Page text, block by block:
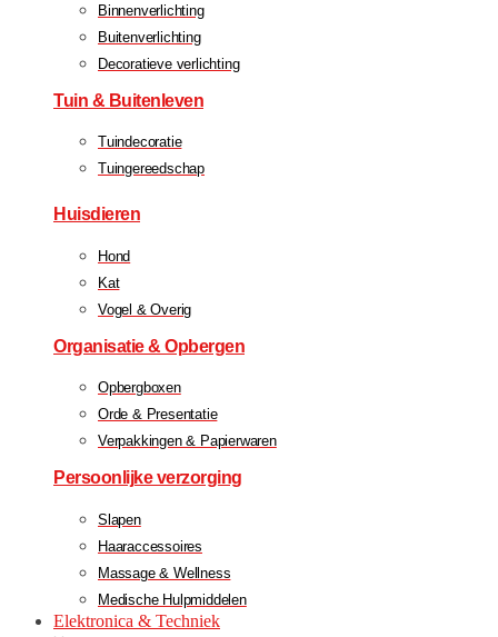
Binnenverlichting
Buitenverlichting
Decoratieve verlichting
Tuin & Buitenleven
Tuindecoratie
Tuingereedschap
Huisdieren
Hond
Kat
Vogel & Overig
Organisatie & Opbergen
Opbergboxen
Orde & Presentatie
Verpakkingen & Papierwaren
Persoonlijke verzorging
Slapen
Haaraccessoires
Massage & Wellness
Medische Hulpmiddelen
Elektronica & Techniek